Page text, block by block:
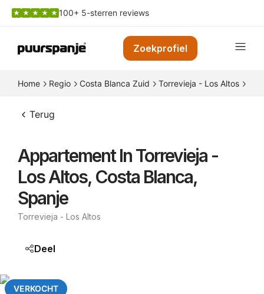
100+ 5-sterren reviews
Zoekprofiel
Home Regio Costa Blanca Zuid Torrevieja - Los Altos
Terug
Appartement In Torrevieja -
Los Altos, Costa Blanca,
Spanje
Torrevieja - Los Altos
Deel
VERKOCHT